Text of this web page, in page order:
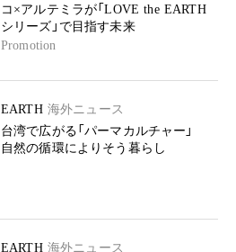
コ×アルテミラが「LOVE the EARTH
シリーズ」で目指す未来
Promotion
EARTH 海外ニュース
台湾で広がる「パーマカルチャー」
自然の循環によりそう暮らし
EARTH 海外ニュース